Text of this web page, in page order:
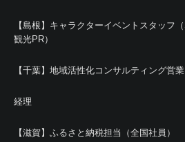
【島根】キャラクターイベントスタッフ
観光PR）
【千葉】地域活性化コンサルティング営業
経理
【滋賀】ふるさと納税担当（全国社員）